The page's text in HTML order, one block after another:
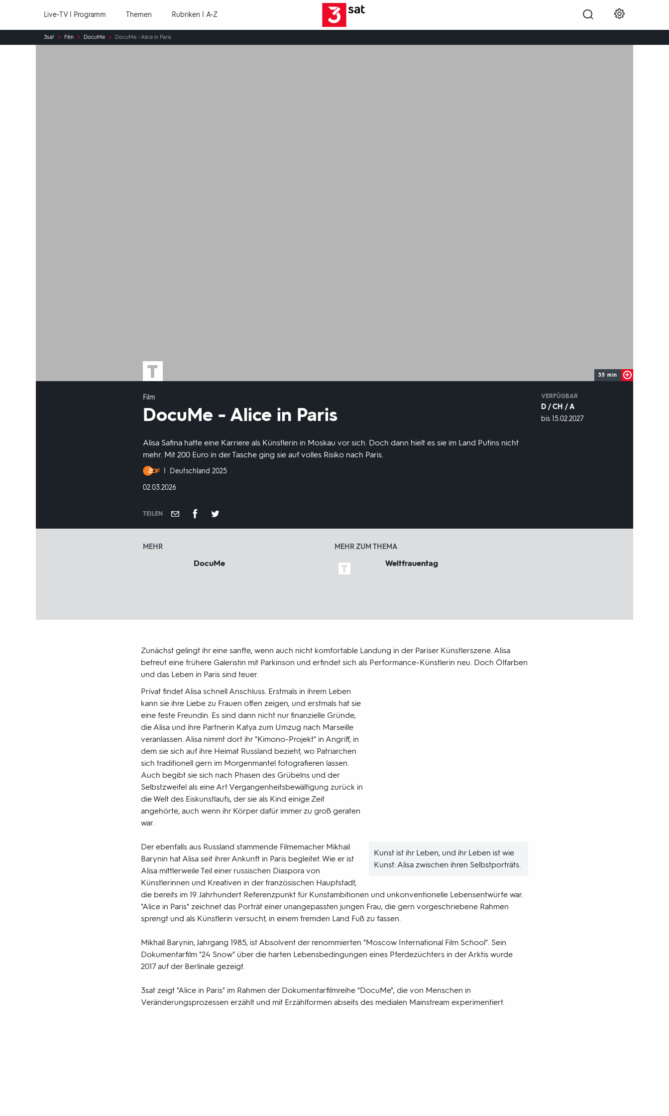
Live-TV | Programm Themen Rubriken | A-Z
Sie
sind
3sat Film DocuMe DocuMe - Alice in Paris
35 min
Film
DocuMe - Alice in Paris
Alisa Safina hatte eine Karriere als Künstlerin in Moskau vor sich. Doch dann hielt es sie im Land Putins nicht
mehr. Mit 200 Euro in der Tasche ging sie auf volles Risiko nach Paris.
Produktionsland
und
Deutschland 2025
DATUM:
02.03.2026
TEILEN
VERFÜGBAR
D / CH / A
VERFÜGBAR
bis 15.02.2027
MEHR
DocuMe
MEHR ZUM THEMA
Weltfrauentag
Zunächst gelingt ihr eine sanfte, wenn auch nicht komfortable Landung in der Pariser Künstlerszene. Alisa
betreut eine frühere Galeristin mit Parkinson und erfindet sich als Performance-Künstlerin neu. Doch Ölfarben
und das Leben in Paris sind teuer.
Kunst ist ihr Leben, und ihr Leben ist wie
Kunst: Alisa zwischen ihren Selbstporträts.
Privat findet Alisa schnell Anschluss. Erstmals in ihrem Leben
kann sie ihre Liebe zu Frauen offen zeigen, und erstmals hat sie
eine feste Freundin. Es sind dann nicht nur finanzielle Gründe,
die Alisa und ihre Partnerin Katya zum Umzug nach Marseille
veranlassen. Alisa nimmt dort ihr "Kimono-Projekt" in Angriff, in
dem sie sich auf ihre Heimat Russland bezieht, wo Patriarchen
sich traditionell gern im Morgenmantel fotografieren lassen.
Auch begibt sie sich nach Phasen des Grübelns und der
Selbstzweifel als eine Art Vergangenheitsbewältigung zurück in
die Welt des Eiskunstlaufs, der sie als Kind einige Zeit
angehörte, auch wenn ihr Körper dafür immer zu groß geraten
war.
Der ebenfalls aus Russland stammende Filmemacher Mikhail
Barynin hat Alisa seit ihrer Ankunft in Paris begleitet. Wie er ist
Alisa mittlerweile Teil einer russischen Diaspora von
Künstlerinnen und Kreativen in der französischen Hauptstadt,
die bereits im 19. Jahrhundert Referenzpunkt für Kunstambitionen und unkonventionelle Lebensentwürfe war.
"Alice in Paris" zeichnet das Porträt einer unangepassten jungen Frau, die gern vorgeschriebene Rahmen
sprengt und als Künstlerin versucht, in einem fremden Land Fuß zu fassen.
Mikhail Barynin, Jahrgang 1985, ist Absolvent der renommierten "Moscow International Film School". Sein
Dokumentarfilm "24 Snow" über die harten Lebensbedingungen eines Pferdezüchters in der Arktis wurde
2017 auf der Berlinale gezeigt.
3sat zeigt "Alice in Paris" im Rahmen der Dokumentarfilmreihe "DocuMe", die von Menschen in
Veränderungsprozessen erzählt und mit Erzählformen abseits des medialen Mainstream experimentiert.